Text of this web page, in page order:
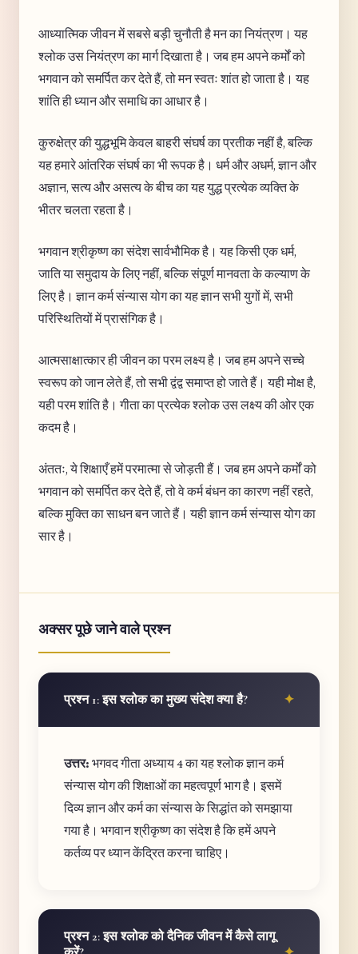
आध्यात्मिक जीवन में सबसे बड़ी चुनौती है मन का नियंत्रण। यह
श्लोक उस नियंत्रण का मार्ग दिखाता है। जब हम अपने कर्मों को
भगवान को समर्पित कर देते हैं, तो मन स्वतः शांत हो जाता है। यह
शांति ही ध्यान और समाधि का आधार है।
कुरुक्षेत्र की युद्धभूमि केवल बाहरी संघर्ष का प्रतीक नहीं है, बल्कि
यह हमारे आंतरिक संघर्ष का भी रूपक है। धर्म और अधर्म, ज्ञान और
अज्ञान, सत्य और असत्य के बीच का यह युद्ध प्रत्येक व्यक्ति के
भीतर चलता रहता है।
भगवान श्रीकृष्ण का संदेश सार्वभौमिक है। यह किसी एक धर्म,
जाति या समुदाय के लिए नहीं, बल्कि संपूर्ण मानवता के कल्याण के
लिए है। ज्ञान कर्म संन्यास योग का यह ज्ञान सभी युगों में, सभी
परिस्थितियों में प्रासंगिक है।
आत्मसाक्षात्कार ही जीवन का परम लक्ष्य है। जब हम अपने सच्चे
स्वरूप को जान लेते हैं, तो सभी द्वंद्व समाप्त हो जाते हैं। यही मोक्ष है,
यही परम शांति है। गीता का प्रत्येक श्लोक उस लक्ष्य की ओर एक
कदम है।
अंततः, ये शिक्षाएँ हमें परमात्मा से जोड़ती हैं। जब हम अपने कर्मों को
भगवान को समर्पित कर देते हैं, तो वे कर्म बंधन का कारण नहीं रहते,
बल्कि मुक्ति का साधन बन जाते हैं। यही ज्ञान कर्म संन्यास योग का
सार है।
अक्सर पूछे जाने वाले प्रश्न
प्रश्न 1: इस श्लोक का मुख्य संदेश क्या है?
उत्तर: भगवद गीता अध्याय 4 का यह श्लोक ज्ञान कर्म
संन्यास योग की शिक्षाओं का महत्वपूर्ण भाग है। इसमें
दिव्य ज्ञान और कर्म का संन्यास के सिद्धांत को समझाया
गया है। भगवान श्रीकृष्ण का संदेश है कि हमें अपने
कर्तव्य पर ध्यान केंद्रित करना चाहिए।
प्रश्न 2: इस श्लोक को दैनिक जीवन में कैसे लागू